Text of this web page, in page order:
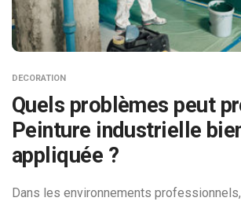
DECORATION
Quels problèmes peut
Peinture industrielle
appliquée ?
Dans les environnements